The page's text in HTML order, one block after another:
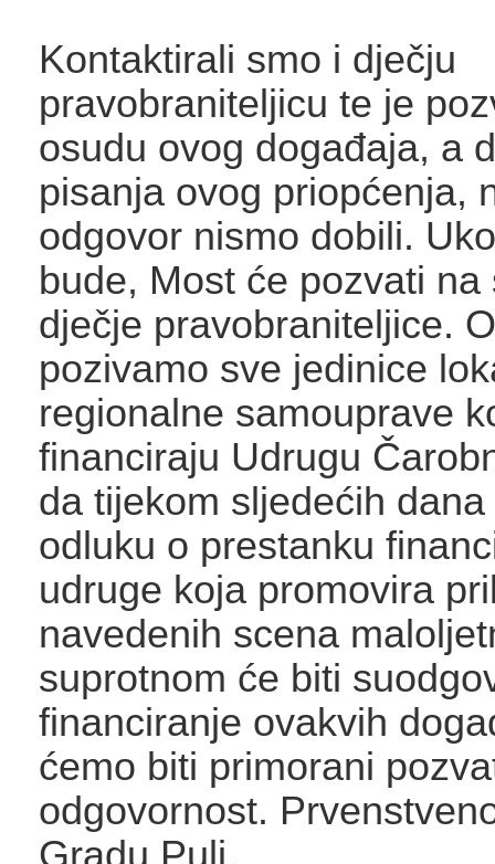
Kontaktirali smo i dječju
pravobraniteljicu te je
osudu ovog događaja, a
pisanja ovog priopćenja,
odgovor nismo dobili.
bude, Most će pozvati na
dječje pravobraniteljice.
pozivamo sve jedinice
regionalne samouprave
financiraju Udrugu
da tijekom sljedećih
odluku o prestanku
udruge koja promovira
navedenih scena
suprotnom će biti
financiranje ovakvih
ćemo biti primorani
odgovornost.